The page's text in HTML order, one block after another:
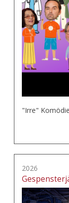
"Irre"
2026